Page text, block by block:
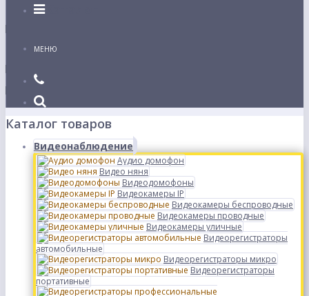
Каталог
МЕНЮ
Каталог товаров
Видеонаблюдение
Аудио домофон
Видео няня
Видеодомофоны
Видеокамеры IP
Видеокамеры беспроводные
Видеокамеры проводные
Видеокамеры уличные
Видеорегистраторы
автомобильные
Видеорегистраторы микро
Видеорегистраторы
портативные